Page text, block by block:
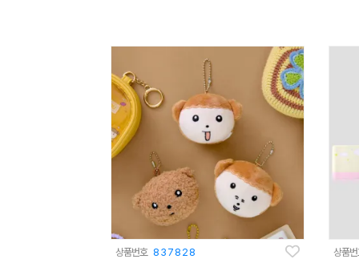
상품번호 837828 상품